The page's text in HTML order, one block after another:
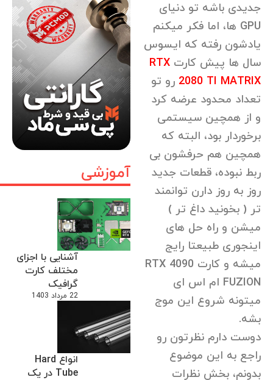
آموزشی
آشنایی با اجزای
مختلف کارت
گرافیک
22 مرداد 1403
انواع Hard
Tube در یک
جدیدی باشه تو دنیای
GPU ها، اما فکر میکنم
یادشون رفته که ایسوس
سال ها پیش کارت RTX
2080 TI MATRIX رو تو
تعداد محدود عرضه کرد
و از همچین سیستمی
برخوردار بود، البته که
همچین هم حرفشون بی
ربط نبوده، قطعات جدید
روز به روز دارن توانمند
تر ( بخونید داغ تر )
میشن و راه حل های
اینجوری طبیعتا رایج
میشه و کارت RTX 4090
FUZION ام اس ای
میتونه شروع این موج
بشه.
دوست دارم نظرتون رو
راجع به این موضوع
بدونم، بخش نظرات